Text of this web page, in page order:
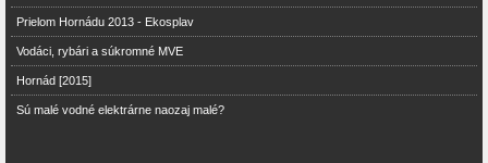
Prielom Hornádu 2013 - Ekosplav
Vodáci, rybári a súkromné MVE
Hornád [2015]
Sú malé vodné elektrárne naozaj malé?